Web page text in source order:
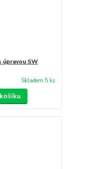
úpravou SW
Skladem 5 ks